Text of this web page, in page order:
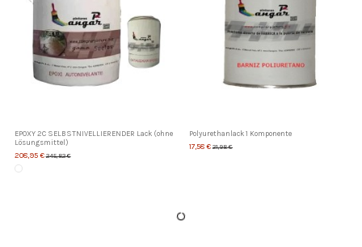
EPOXY 2C SELBSTNIVELLIERENDER Lack (ohne
Lösungsmittel)
208,95 €245,82 €
Polyurethanlack 1 Komponente
17,58 € 21,98 €